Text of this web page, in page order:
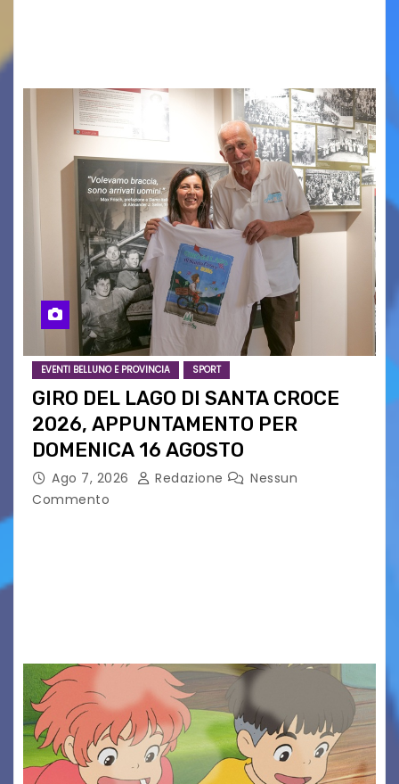
EVENTI BELLUNO E PROVINCIA SPORT
GIRO DEL LAGO DI SANTA CROCE
2026, APPUNTAMENTO PER
DOMENICA 16 AGOSTO
Ago 7, 2026 Redazione
Nessun
Commento